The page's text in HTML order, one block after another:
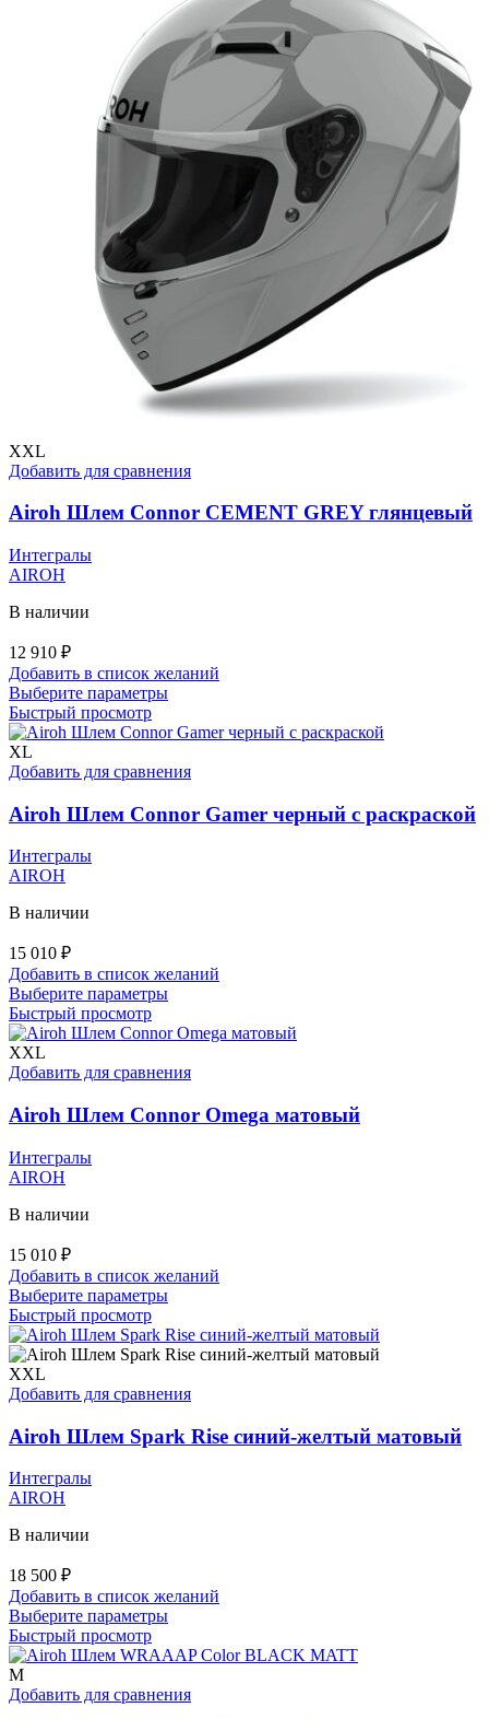
можно
выбрать
на
странице
XXL
Добавить для сравнения
Airoh Шлем Connor CEMENT GREY глянцевый
Интегралы
AIROH
В наличии
12 910 ₽
Добавить в список желаний
Выберите параметрыЭтот
имеет
вариаций.
можно
выбрать
Быстрый просмотр
XL
Добавить для сравнения
Airoh Шлем Connor Gamer черный с раскраской
Интегралы
AIROH
В наличии
15 010 ₽
Добавить в список желаний
Выберите параметрыЭтот
имеет
вариаций.
можно
выбрать
Быстрый просмотр
XXL
Добавить для сравнения
Airoh Шлем Connor Omega матовый
Интегралы
AIROH
В наличии
15 010 ₽
Добавить в список желаний
Выберите параметрыЭтот
имеет
несколько
Опции
выбрать
на
Быстрый просмотр
XXL
Добавить для сравнения
Airoh Шлем Spark Rise синий-желтый матовый
Интегралы
AIROH
В наличии
18 500 ₽
Добавить в список желаний
Выберите параметрыЭтот
имеет
вариаций.
Быстрый просмотр
M
Добавить для сравнения